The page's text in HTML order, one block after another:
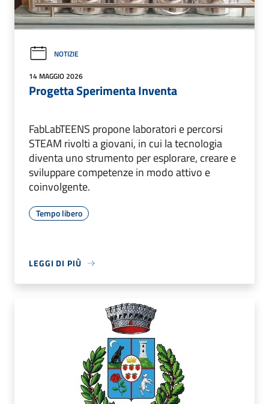
NOTIZIE
14 MAGGIO 2026
Progetta Sperimenta Inventa
FabLabTEENS propone laboratori e percorsi
STEAM rivolti a giovani, in cui la tecnologia
diventa uno strumento per esplorare, creare e
sviluppare competenze in modo attivo e
coinvolgente.
Tempo libero
LEGGI DI PIÙ